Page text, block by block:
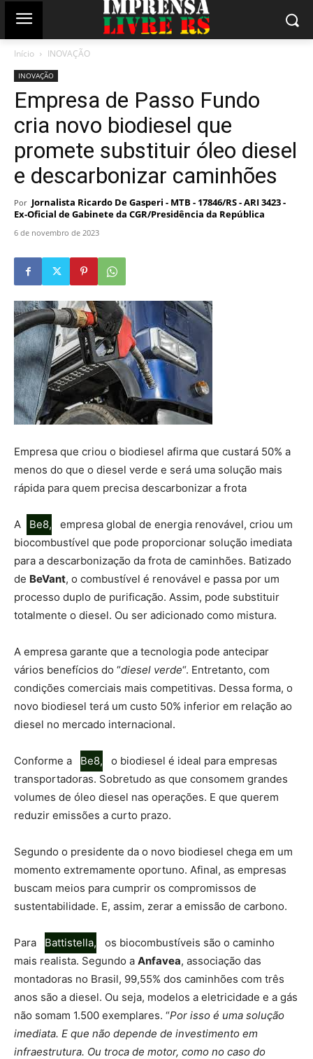
Início INOVAÇÃO
INOVAÇÃO
Empresa de Passo Fundo
cria novo biodiesel que
promete substituir óleo diesel
e descarbonizar caminhões
Por Jornalista Ricardo De Gasperi - MTB - 17846/RS - ARI 3423 -
Ex-Oficial de Gabinete da CGR/Presidência da República
6 de novembro de 2023
Empresa que criou o biodiesel afirma que custará 50% a
menos do que o diesel verde e será uma solução mais
rápida para quem precisa descarbonizar a frota
A Be8,
empresa global de energia renovável, criou um
biocombustível que pode proporcionar solução imediata
para a descarbonização da frota de caminhões. Batizado
de BeVant, o combustível é renovável e passa por um
processo duplo de purificação. Assim, pode substituir
totalmente o diesel. Ou ser adicionado como mistura.
A empresa garante que a tecnologia pode antecipar
vários benefícios do “diesel verde“. Entretanto, com
condições comerciais mais competitivas. Dessa forma, o
novo biodiesel terá um custo 50% inferior em relação ao
diesel no mercado internacional.
Conforme a Be8,
o biodiesel é ideal para empresas
transportadoras. Sobretudo as que consomem grandes
volumes de óleo diesel nas operações. E que querem
reduzir emissões a curto prazo.
Segundo o presidente da o novo biodiesel chega em um
momento extremamente oportuno. Afinal, as empresas
buscam meios para cumprir os compromissos de
sustentabilidade. E, assim, zerar a emissão de carbono.
Para Battistella,
os biocombustíveis são o caminho
mais realista. Segundo a Anfavea, associação das
montadoras no Brasil, 99,55% dos caminhões com três
anos são a diesel. Ou seja, modelos a eletricidade e a gás
não somam 1.500 exemplares. “Por isso é uma solução
imediata. E que não depende de investimento em
infraestrutura. Ou troca de motor, como no caso do